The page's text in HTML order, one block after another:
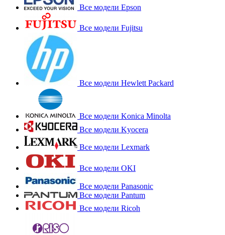
Все модели Epson
Все модели Fujitsu
Все модели Hewlett Packard
Все модели Konica Minolta
Все модели Kyocera
Все модели Lexmark
Все модели OKI
Все модели Panasonic
Все модели Pantum
Все модели Ricoh